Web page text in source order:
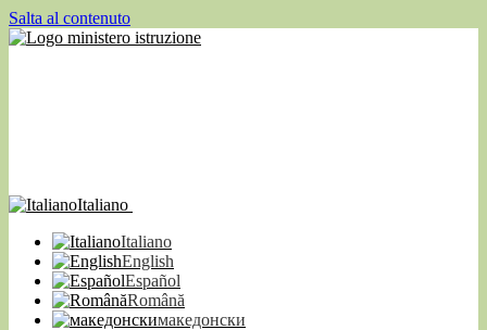
Salta al contenuto
Italiano
Italiano
English
Español
Română
македонски